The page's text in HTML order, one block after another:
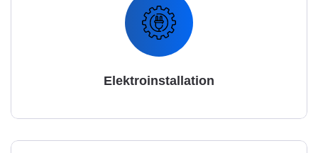
Elektroinstallation